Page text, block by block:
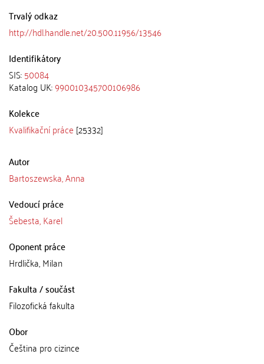
Trvalý odkaz
http://hdl.handle.net/20.500.11956/13546
Identifikátory
SIS:50084
Katalog UK:990010345700106986
Kolekce
Kvalifikační práce [25332]
Autor
Bartoszewska, Anna
Vedoucí práce
Šebesta, Karel
Oponent práce
Hrdlička, Milan
Fakulta / součást
Filozofická fakulta
Obor
Čeština pro cizince